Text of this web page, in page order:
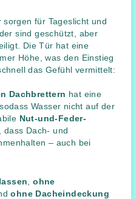
sorgen für Tageslicht und
sind geschützt, aber
Die Tür hat eine
Höhe, was den Einstieg
das Gefühl vermittelt:
Dachbrettern hat eine
sodass Wasser nicht auf der
Nut-und-Feder-
dass Dach- und
– auch bei
,ohne
ohne Dacheindeckung